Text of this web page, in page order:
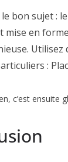
bon sujet :
mise en
:
c’est ensuite